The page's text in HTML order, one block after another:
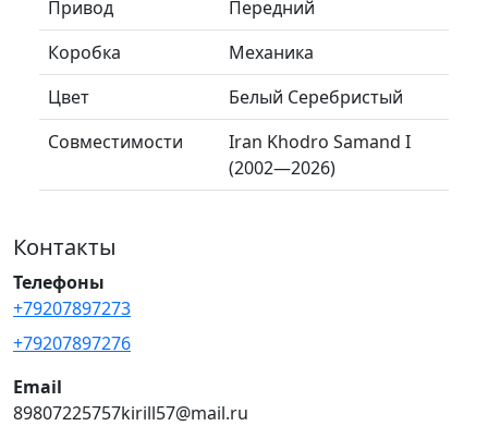
Привод
Передний
Коробка
Механика
Цвет
Белый Серебристый
Совместимости
Iran Khodro Samand I
(2002—2026)
Контакты
Телефоны
+79207897273
+79207897276
Email
89807225757kirill57@mail.ru